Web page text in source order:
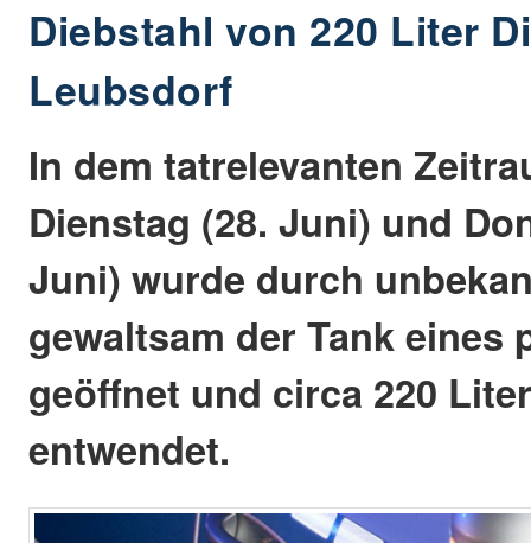
Diebstahl von 220 Liter
Leubsdorf
In dem tatrelevanten
Dienstag (28. Juni) und
Juni) wurde durch
gewaltsam der Tank eines
geöffnet und circa 220
entwendet.